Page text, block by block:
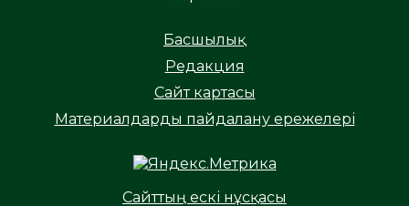
Басшылық
Редакция
Сайт картасы
Материалдарды пайдалану ережелері
Сайттың ескі нұсқасы